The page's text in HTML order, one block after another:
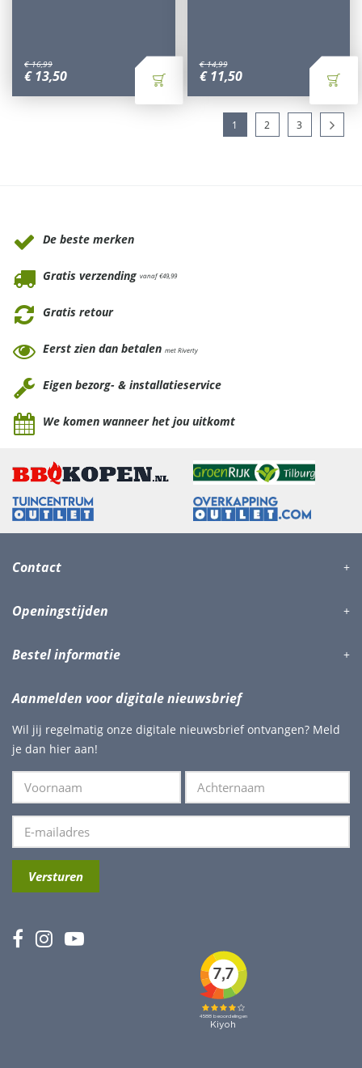
€ 16,99
€ 13,50
€ 14,99
€ 11,50
1 2 3
De beste merken
Gratis verzending vanaf €49,99
Gratis retour
Eerst zien dan betalen met Riverty
Eigen bezorg- & installatieservice
We komen wanneer het jou uitkomt
Contact
Openingstijden
Bestel informatie
Aanmelden voor digitale nieuwsbrief
Wil jij regelmatig onze digitale nieuwsbrief ontvangen? Meld
je dan hier aan!